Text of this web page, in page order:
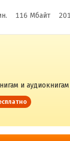
116 Мбайт
и